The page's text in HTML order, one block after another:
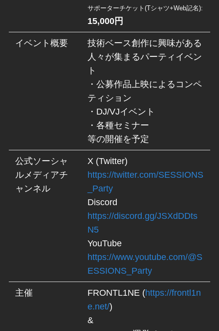
サポーターチケット(Tシャツ+Web記名):
15,000円
イベント概要
技術ベース創作に興味がある
人々が集まるパーティイベン
ト
・公募作品上映によるコンペ
ティション
・DJ/VJイベント
・各種セミナー
等の開催を予定
公式ソーシャ
ルメディアチ
ャンネル
X (Twitter)
https://twitter.com/SESSIONS
_Party
Discord
https://discord.gg/JSXdDDts
N5
YouTube
https://www.youtube.com/@S
ESSIONS_Party
主催 FRONTL1NE (https://frontl1n
e.net/)
&